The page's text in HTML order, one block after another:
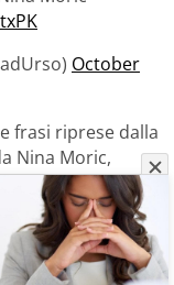
October
frasi riprese dalla
Nina Moric,
difficileper il
agli
, e lo ha